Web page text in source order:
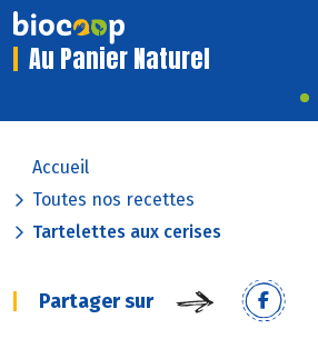
Au Panier Naturel
Accueil
Toutes nos recettes
Tartelettes aux cerises
Partager sur